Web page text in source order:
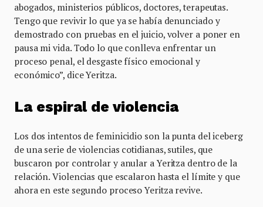
abogados, ministerios públicos, doctores, terapeutas.
Tengo que revivir lo que ya se había denunciado y
demostrado con pruebas en el juicio, volver a poner en
pausa mi vida. Todo lo que conlleva enfrentar un
proceso penal, el desgaste físico emocional y
económico”, dice Yeritza.
La espiral de violencia
Los dos intentos de feminicidio son la punta del iceberg
de una serie de violencias cotidianas, sutiles, que
buscaron por controlar y anular a Yeritza dentro de la
relación. Violencias que escalaron hasta el límite y que
ahora en este segundo proceso Yeritza revive.